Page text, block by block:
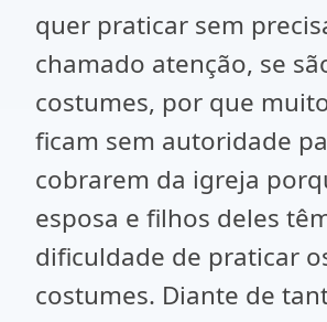
quer praticar sem
chamado atenção, se
costumes, por que
ficam sem autoridade
cobrarem da igreja
esposa e filhos deles
dificuldade de praticar
costumes. Diante de